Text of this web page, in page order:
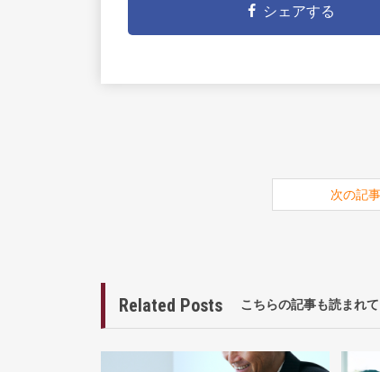
シェアする
次の記
Related Posts こちらの記事も読まれ